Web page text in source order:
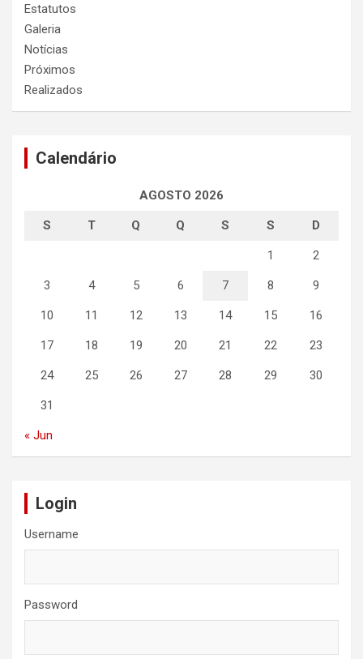
Estatutos
Galeria
Notícias
Próximos
Realizados
Calendário
AGOSTO 2026
S T Q Q S S D
1 2
3 4 5 6 7 8 9
10 11 12 13 14 15 16
17 18 19 20 21 22 23
24 25 26 27 28 29 30
31
« Jun
Login
Username
Password